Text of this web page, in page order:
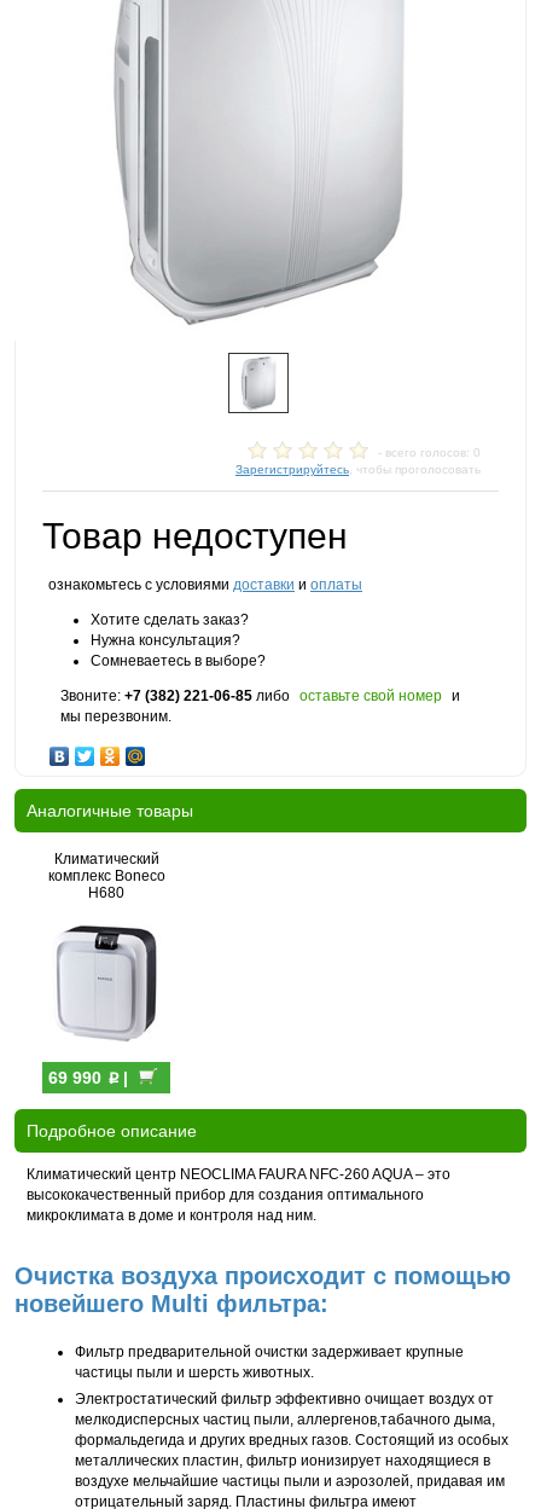
- всего голосов: 0
Зарегистрируйтесь , чтобы проголосовать
Товар недоступен
ознакомьтесь с условиями доставки и оплаты
Хотите сделать заказ?
Нужна консультация?
Сомневаетесь в выборе?
Звоните: +7 (382) 221-06-85 либо оставьте свой номер и
мы перезвоним.
Аналогичные товары
Климатический
комплекс Boneco
H680
69 990 p|
Подробное описание
Климатический центр NEOCLIMA FAURA NFC-260 AQUA – это
высококачественный прибор для создания оптимального
микроклимата в доме и контроля над ним.
Очистка воздуха происходит с помощью
новейшего Multi фильтра:
Фильтр предварительной очистки задерживает крупные
частицы пыли и шерсть животных.
Электростатический фильтр эффективно очищает воздух от
мелкодисперсных частиц пыли, аллергенов,табачного дыма,
формальдегида и других вредных газов. Состоящий из особых
металлических пластин, фильтр ионизирует находящиеся в
воздухе мельчайшие частицы пыли и аэрозолей, придавая им
отрицательный заряд. Пластины фильтра имеют